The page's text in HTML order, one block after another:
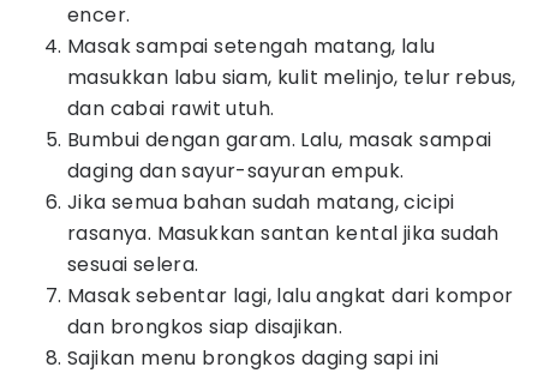
encer.
Masak sampai setengah matang, lalu
masukkan labu siam, kulit melinjo, telur rebus,
dan cabai rawit utuh.
Bumbui dengan garam. Lalu, masak sampai
daging dan sayur-sayuran empuk.
Jika semua bahan sudah matang, cicipi
rasanya. Masukkan santan kental jika sudah
sesuai selera.
Masak sebentar lagi, lalu angkat dari kompor
dan brongkos siap disajikan.
Sajikan menu brongkos daging sapi ini